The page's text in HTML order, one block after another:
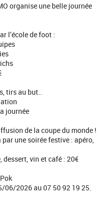
organise une belle journée
l’école de foot :
tirs au but..
journée
de la coupe du monde !
une soirée festive : apéro,
vin et café : 20€
06/2026 au 07 50 92 19 25.